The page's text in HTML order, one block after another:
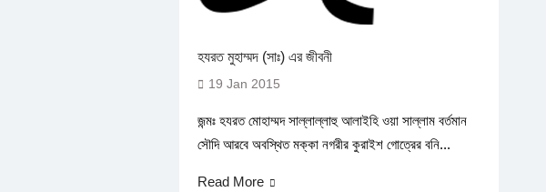
হযরত মুহাম্মদ (সাঃ) এর জীবনী
19 Jan 2015
জন্মঃ হযরত মোহাম্মদ সাল্লাল্লাহু আলাইহি ওয়া সাল্লাম বর্তমান
সৌদি আরবে অবস্থিত মক্কা নগরীর কুরাইশ গোত্রের বনি...
Read More